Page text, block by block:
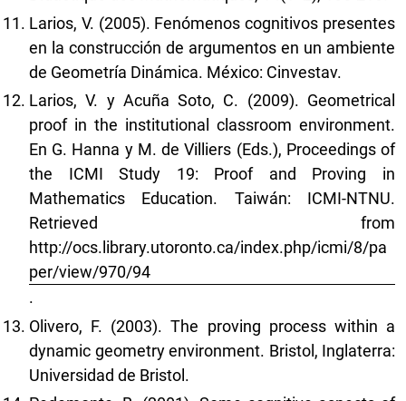
Larios, V. (2005). Fenómenos cognitivos presentes
en la construcción de argumentos en un ambiente
de Geometría Dinámica. México: Cinvestav.
Larios, V. y Acuña Soto, C. (2009). Geometrical
proof in the institutional classroom environment.
En G. Hanna y M. de Villiers (Eds.), Proceedings of
the ICMI Study 19: Proof and Proving in
Mathematics Education. Taiwán: ICMI-NTNU.
Retrieved from
http://ocs.library.utoronto.ca/index.php/icmi/8/pa
per/view/970/94
.
Olivero, F. (2003). The proving process within a
dynamic geometry environment. Bristol, Inglaterra:
Universidad de Bristol.